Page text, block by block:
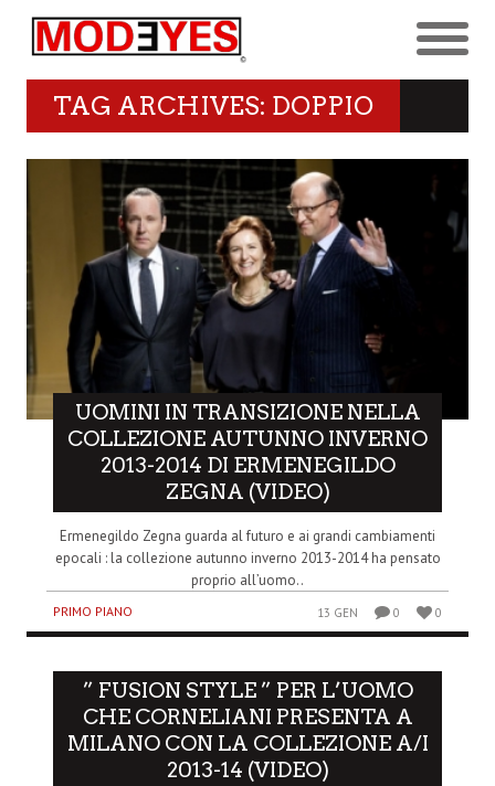
TAG ARCHIVES: DOPPIO
UOMINI IN TRANSIZIONE NELLA
COLLEZIONE AUTUNNO INVERNO
2013-2014 DI ERMENEGILDO
ZEGNA (VIDEO)
Ermenegildo Zegna guarda al futuro e ai grandi cambiamenti
epocali : la collezione autunno inverno 2013-2014 ha pensato
proprio all’uomo..
PRIMO PIANO 13 GEN 0 0
” FUSION STYLE ” PER L’UOMO
CHE CORNELIANI PRESENTA A
MILANO CON LA COLLEZIONE A/I
2013-14 (VIDEO)